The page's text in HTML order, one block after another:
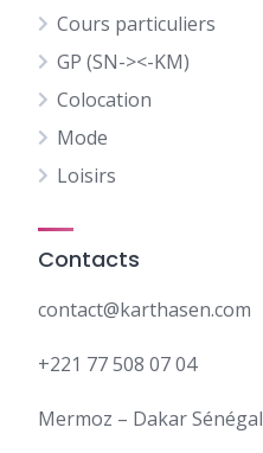
Cours particuliers
GP (SN-><-KM)
Colocation
Mode
Loisirs
Contacts
contact@karthasen.com
+221 77 508 07 04
Mermoz – Dakar Sénégal